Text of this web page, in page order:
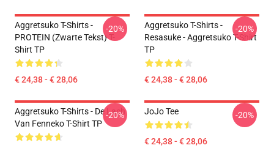
Aggretsuko T-Shirts -
PROTEIN (zwarte Tekst) T-
Shirt TP
€ 24,38 - € 28,06
-20%
Aggretsuko T-Shirts -
Resasuke - Aggretsuko T-Shirt
TP
€ 24,38 - € 28,06
-20%
Aggretsuko T-Shirts - De Lach
Van Fenneko T-Shirt TP
-20% JoJo Tee
€ 24,38 - € 28,06
-20%